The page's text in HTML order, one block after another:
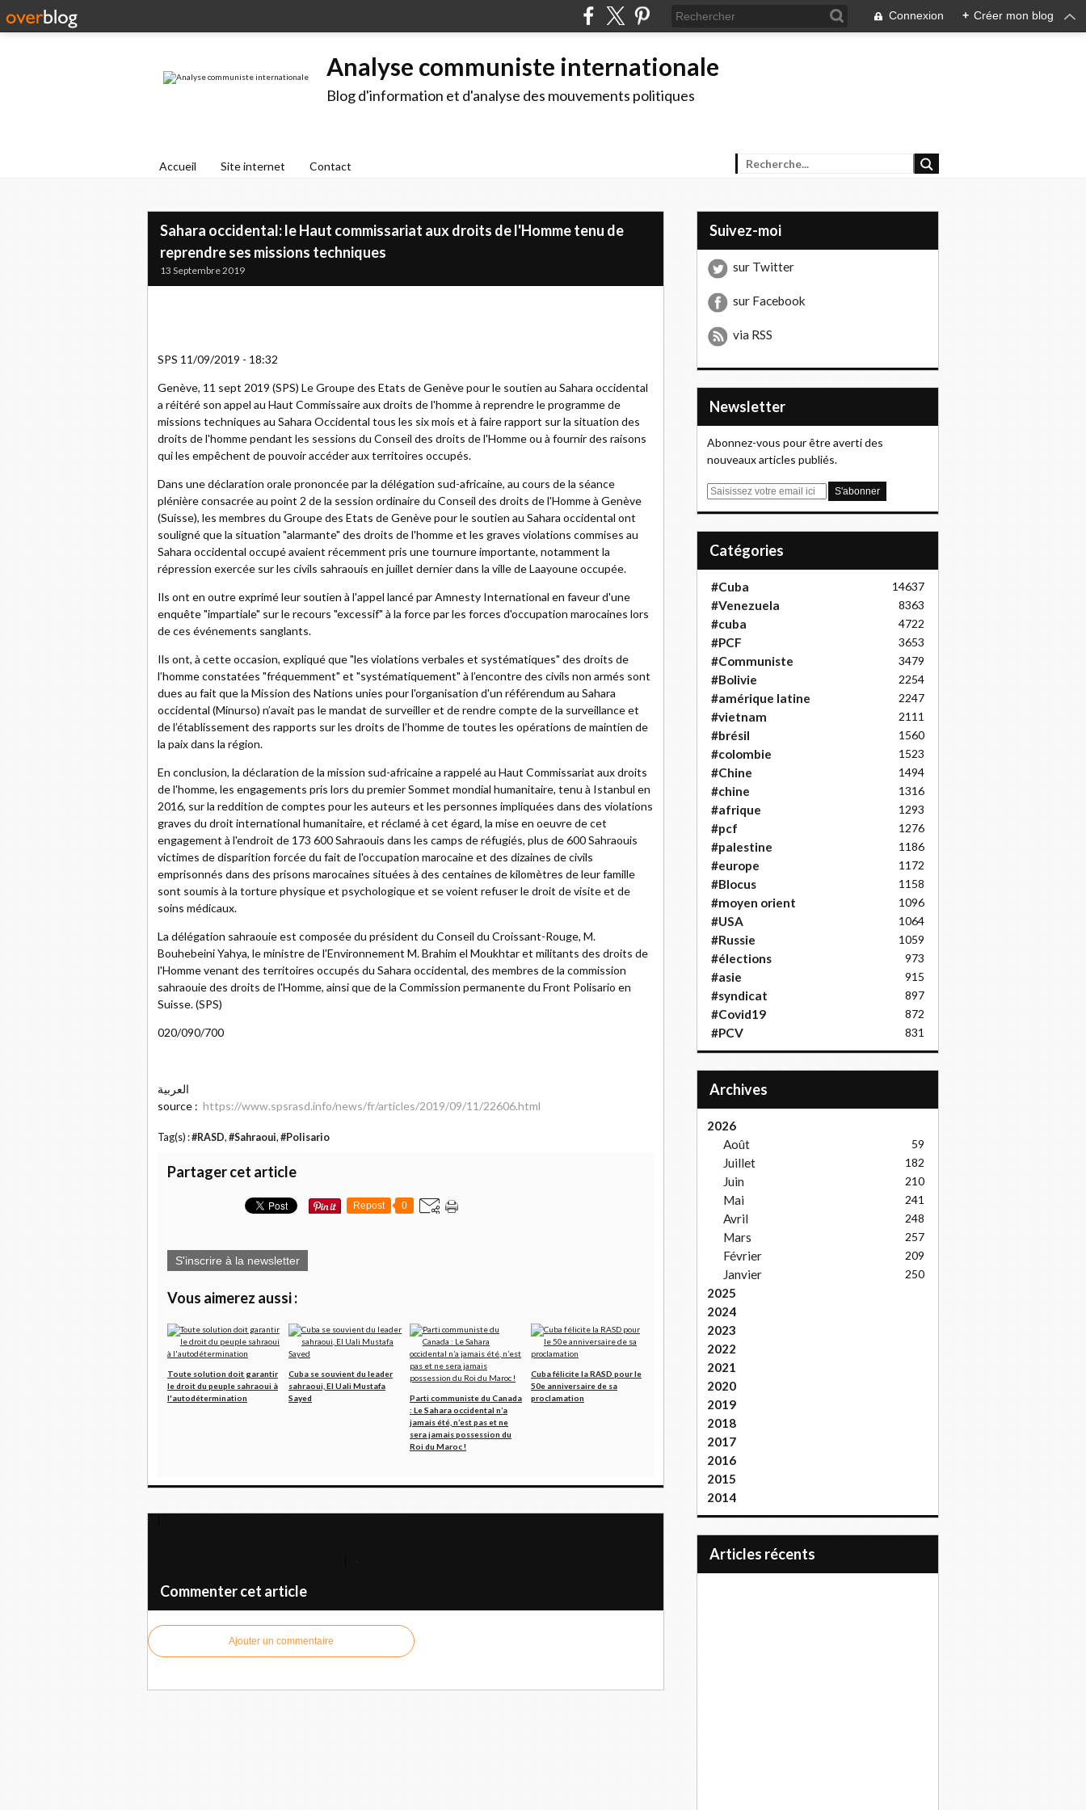
Connexion + Créer mon blog
Analyse communiste internationale
Blog d'information et d'analyse des mouvements politiques
Accueil Site internet Contact
Sahara occidental: le Haut commissariat aux droits de l'Homme tenu de
reprendre ses missions techniques
13 Septembre 2019
SPS 11/09/2019 - 18:32
Genève, 11 sept 2019 (SPS) Le Groupe des Etats de Genève pour le soutien au Sahara occidental
a réitéré son appel au Haut Commissaire aux droits de l'homme à reprendre le programme de
missions techniques au Sahara Occidental tous les six mois et à faire rapport sur la situation des
droits de l'homme pendant les sessions du Conseil des droits de l'Homme ou à fournir des raisons
qui les empêchent de pouvoir accéder aux territoires occupés.
Dans une déclaration orale prononcée par la délégation sud-africaine, au cours de la séance
plénière consacrée au point 2 de la session ordinaire du Conseil des droits de l'Homme à Genève
(Suisse), les membres du Groupe des Etats de Genève pour le soutien au Sahara occidental ont
souligné que la situation "alarmante" des droits de l'homme et les graves violations commises au
Sahara occidental occupé avaient récemment pris une tournure importante, notamment la
répression exercée sur les civils sahraouis en juillet dernier dans la ville de Laayoune occupée.
Ils ont en outre exprimé leur soutien à l'appel lancé par Amnesty International en faveur d'une
enquête "impartiale" sur le recours "excessif" à la force par les forces d'occupation marocaines lors
de ces événements sanglants.
Ils ont, à cette occasion, expliqué que "les violations verbales et systématiques" des droits de
l’homme constatées "fréquemment" et "systématiquement" à l’encontre des civils non armés sont
dues au fait que la Mission des Nations unies pour l'organisation d'un référendum au Sahara
occidental (Minurso) n’avait pas le mandat de surveiller et de rendre compte de la surveillance et
de l’établissement des rapports sur les droits de l’homme de toutes les opérations de maintien de
la paix dans la région.
En conclusion, la déclaration de la mission sud-africaine a rappelé au Haut Commissariat aux droits
de l'homme, les engagements pris lors du premier Sommet mondial humanitaire, tenu à Istanbul en
2016, sur la reddition de comptes pour les auteurs et les personnes impliquées dans des violations
graves du droit international humanitaire, et réclamé à cet égard, la mise en oeuvre de cet
engagement à l'endroit de 173 600 Sahraouis dans les camps de réfugiés, plus de 600 Sahraouis
victimes de disparition forcée du fait de l'occupation marocaine et des dizaines de civils
emprisonnés dans des prisons marocaines situées à des centaines de kilomètres de leur famille
sont soumis à la torture physique et psychologique et se voient refuser le droit de visite et de
soins médicaux.
La délégation sahraouie est composée du président du Conseil du Croissant-Rouge, M.
Bouhebeini Yahya, le ministre de l'Environnement M. Brahim el Moukhtar et militants des droits de
l'Homme venant des territoires occupés du Sahara occidental, des membres de la commission
sahraouie des droits de l'Homme, ainsi que de la Commission permanente du Front Polisario en
Suisse. (SPS)
020/090/700
العربية
source : https://www.spsrasd.info/news/fr/articles/2019/09/11/22606.html
Tag(s) :#RASD, #Sahraoui, #Polisario
Partager cet article
Repost 0
S'inscrire à la newsletter
Vous aimerez aussi :
Toute solution doit garantir
le droit du peuple sahraoui à
l'autodétermination
Cuba se souvient du leader
sahraoui, El Uali Mustafa
Sayed
Parti communiste du Canada
: Le Sahara occidental n’a
jamais été, n’est pas et ne
sera jamais possession du
Roi du Maroc !
Cuba félicite la RASD pour le
50e anniversaire de sa
proclamation
Commenter cet article
Ajouter un commentaire
Suivez-moi
sur Twitter
sur Facebook
via RSS
Newsletter
Abonnez-vous pour être averti des
nouveaux articles publiés.
E
Catégories
#Cuba 14637
#Venezuela 8363
#cuba 4722
#PCF 3653
#Communiste 3479
#Bolivie 2254
#amérique latine 2247
#vietnam 2111
#brésil 1560
#colombie 1523
#Chine 1494
#chine 1316
#afrique 1293
#pcf 1276
#palestine 1186
#europe 1172
#Blocus 1158
#moyen orient 1096
#USA 1064
#Russie 1059
#élections 973
#asie 915
#syndicat 897
#Covid19 872
#PCV 831
Archives
2026
Août
59
Juillet 182
Juin 210
Mai 241
Avril 248
Mars 257
Février 209
Janvier 250
2025
2024
2023
2022
2021
2020
2019
2018
2017
2016
2015
2014
articles récents